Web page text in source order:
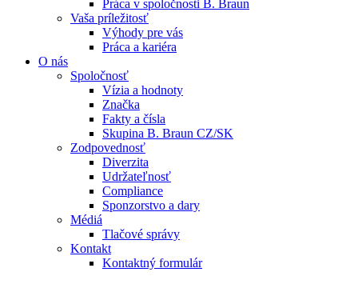
Práca v spoločnosti B. Braun
Vaša príležitosť
Výhody pre vás
Práca a kariéra
O nás
Spoločnosť
Vízia a hodnoty
Značka
Fakty a čísla
Skupina B. Braun CZ/SK
Zodpovednosť
Diverzita
Udržateľnosť
Compliance
Sponzorstvo a dary
Médiá
Tlačové správy
Kontakt
Kontaktný formulár